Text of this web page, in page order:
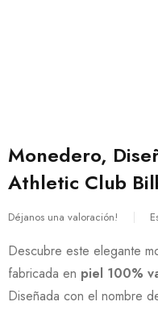
Monedero,
Athletic Club
Déjanos una valoración!
Descubre este elegante
fabricada en piel 100%
Diseñada con el nombre